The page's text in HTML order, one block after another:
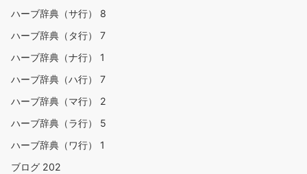
ハーブ辞典（サ行） 8
ハーブ辞典（タ行） 7
ハーブ辞典（ナ行） 1
ハーブ辞典（ハ行） 7
ハーブ辞典（マ行） 2
ハーブ辞典（ラ行） 5
ハーブ辞典（ワ行） 1
ブログ 202